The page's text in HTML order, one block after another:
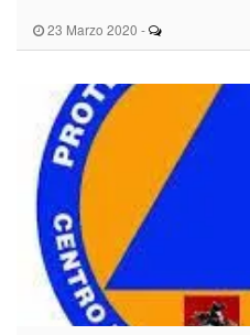
23 Marzo 2020 -